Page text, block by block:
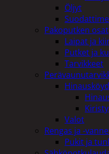
Öljyt
Pakoputken osat
Laipat ja
Putket ja
Tarvikkeet
Valot
Rengas ja -
Pukit ja